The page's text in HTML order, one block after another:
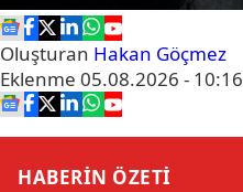
Oluşturan Hakan Göçmez
Eklenme 05.08.2026 - 10:16
HABERİN ÖZETİ